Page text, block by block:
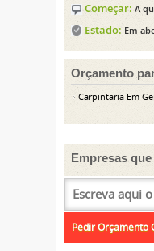
Começar: A
Estado: Em
Orçamento
Carpintaria Em
Empresas